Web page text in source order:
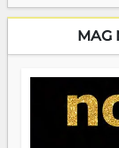
dorment
encore
Prix RFI
jeunes qui
s'arrêter là,
serait passer
brûle fort —
direction peut
MAG